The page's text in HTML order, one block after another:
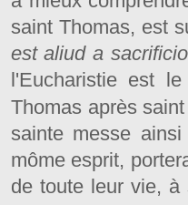
saint Thomas, est
est aliud a
l'Eucharistie est
Thomas après
sainte messe
môme esprit,
de toute leur vie, à